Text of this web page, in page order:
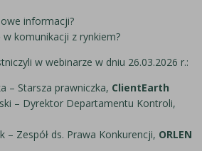
informacji?
komunikacji z rynkiem?
w webinarze w dniu 26.03.2026 r.:
– Starsza prawniczka, ClientEarth
– Dyrektor Departamentu Kontroli,
– Zespół ds. Prawa Konkurencji, ORLEN